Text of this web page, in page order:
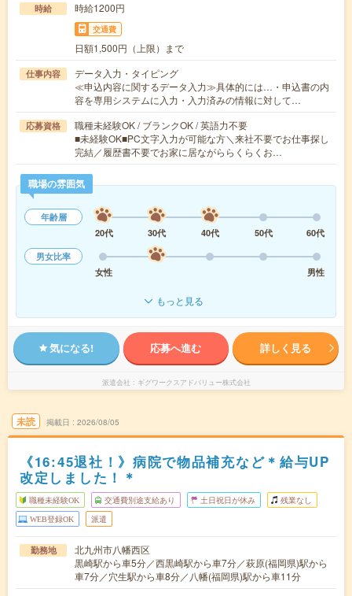
時給 時給1200円
交通費
日額1,500円（上限）まで
仕事内容
データ入力・タイピング
≪申込内容に関するデータ入力≫具体的には…・申込書の内
容を専用システムに入力・入力済みの情報に対して…
応募資格
職種未経験OK / ブランクOK / 英語力不要
■未経験OK■PC文字入力が可能な方＼来社不要でお仕事探し
完結／履歴書不要でお家に居ながららくらくお…
職場の雰囲気
年齢層
20代
30代 40代 50代
60代
男女比率
女性
男性
もっと見る
気になる! 応募へ進む 詳しく見る
派遣会社 ギグワークスアドバリュー株式会社
未読 掲載日 2026/08/05
《16:45退社！》病院で物品補充など＊給与UP
改定しました！＊
職種未経験OK 交通費別途支給あり 土日祝日が休み 残業なし
WEB登録OK 派遣
勤務地
北九州市八幡西区
黒崎駅から車5分／西黒崎駅から車7分／萩原(福岡県)駅から
車7分／穴生駅から車8分／八幡(福岡県)駅から車11分